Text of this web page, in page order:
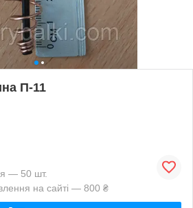
П-11
— 50 шт.
на сайті — 800 ₴